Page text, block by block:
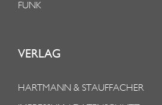
FUNK
VERLAG
HARTMANN & STAUFFACHER